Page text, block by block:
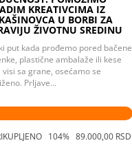
KREATIVCIMA IZ
U BORBI ZA
ŽIVOTNU SREDINU
put kada prođemo pored bačene
plastične ambalaže ili kese
visi sa grane, osećamo se
Prljave...
104% 89.000,00 RSD